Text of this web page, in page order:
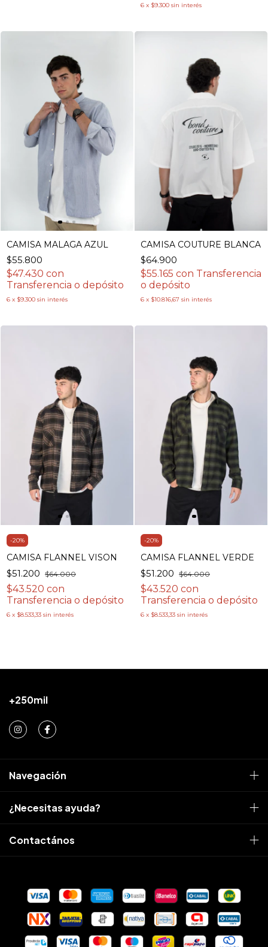
6 x $9.300 sin interés
CAMISA MALAGA AZUL
$55.800
$47.430 con
Transferencia o depósito
6 x $9.300 sin interés
CAMISA COUTURE BLANCA
$64.900
$55.165 con Transferencia
o depósito
6 x $10.816,67 sin interés
-20%
CAMISA FLANNEL VISON
$51.200 $64.000
$43.520 con
Transferencia o depósito
6 x $8.533,33 sin interés
-20%
CAMISA FLANNEL VERDE
$51.200 $64.000
$43.520 con
Transferencia o depósito
6 x $8.533,33 sin interés
Navegación
¿Necesitas ayuda?
Contactános